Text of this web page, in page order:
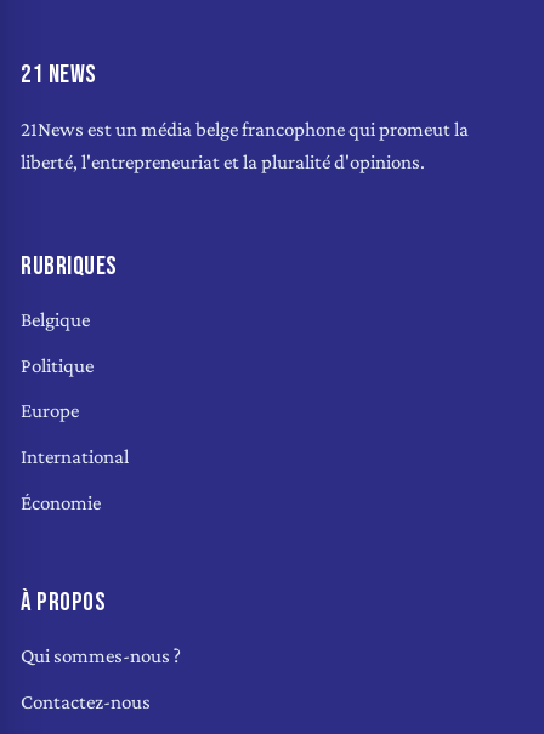
21 NEWS
21News est un média belge francophone qui promeut la
liberté, l'entrepreneuriat et la pluralité d'opinions.
RUBRIQUES
Belgique
Politique
Europe
International
Économie
À PROPOS
Qui sommes-nous ?
Contactez-nous